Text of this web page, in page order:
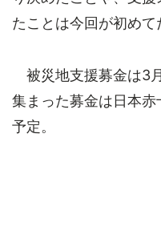
たことは今回が初めて
被災地支援募金は3
集まった募金は日本
予定。